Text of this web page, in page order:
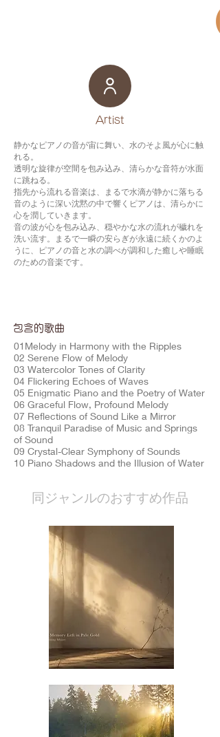
​Artist
静かなピアノの音が宙に舞い、水のそよ風が心に触
れる。
透明な旋律が空間を包み込み、清らかな音符が水面
に跳ねる。
指先から流れる音楽は、まるで水滴が静かに落ちる
音のように深い沈黙の中で響くピアノは、清らかに
心を潤していきます。
音の波が心を包み込み、穏やかな水の流れが穢れを
洗い流す。まるで一瞬の安らぎが永遠に続くかのよ
うに、ピアノの音と水の調べが調和した癒しや睡眠
のための音楽です。
包含的歌曲
01Melody in Harmony with the Ripples
02 Serene Flow of Melody
03 Watercolor Tones of Clarity
04 Flickering Echoes of Waves
05 Enigmatic Piano and the Poetry of Water
06 Graceful Flow, Profound Melody
07 Reflections of Sound Like a Mirror
08 Tranquil Paradise of Music and Springs
of Sound
09 Crystal-Clear Symphony of Sounds
10 Piano Shadows and the Illusion of Water
​同ジャンルのおすすめ作品